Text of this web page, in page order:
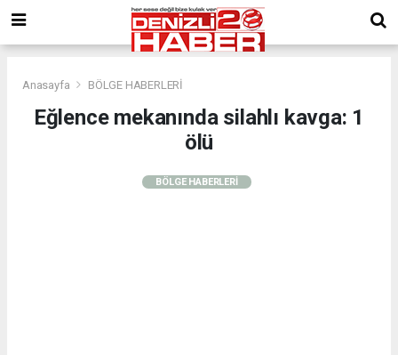
Anasayfa BÖLGE HABERLERİ
Eğlence mekanında silahlı kavga: 1
ölü
BÖLGE HABERLERİ